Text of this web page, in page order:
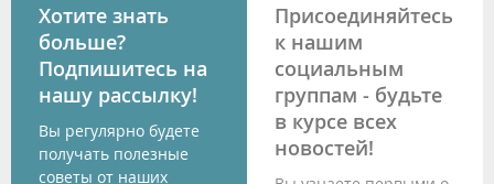
Хотите знать
больше?
Подпишитесь на
нашу рассылку!
Вы регулярно будете
получать полезные
советы от наших
Присоединяйтесь
к нашим
социальным
группам - будьте
в курсе всех
новостей!